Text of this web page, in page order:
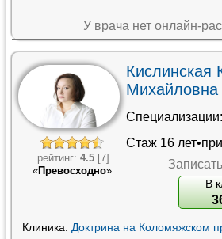
У врача нет онлайн-
рейтинг: 4.5[7]
«Превосходно»
Кислинская
Михайловна
Специализации:
Стаж 16
В
Клиника: Доктрина на Коломяжском